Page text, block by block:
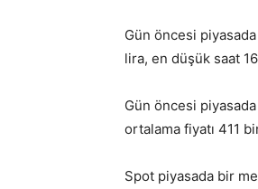
Gün öncesi
lira, en düşük saat
Gün öncesi
ortalama fiyatı 411
Spot piyasada bir